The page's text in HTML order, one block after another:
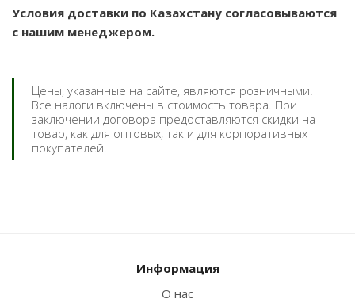
Условия доставки по Казахстану согласовываются
с нашим менеджером.
Цены, указанные на сайте, являются розничными.
Все налоги включены в стоимость товара. При
заключении договора предоставляются скидки на
товар, как для оптовых, так и для корпоративных
покупателей.
Информация
О нас